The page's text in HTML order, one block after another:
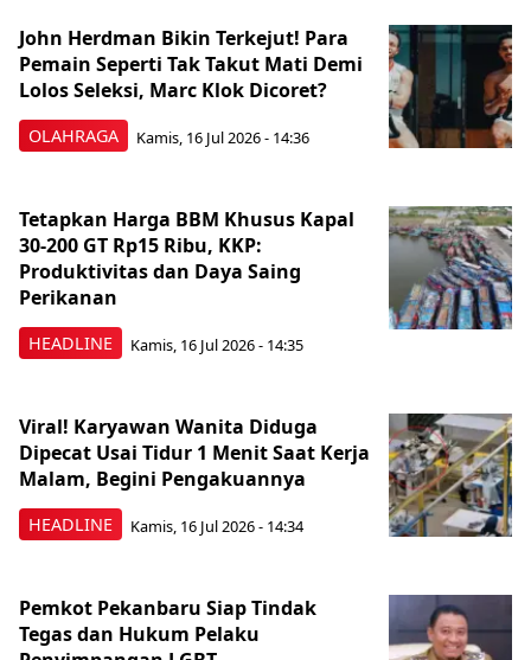
OLAHRAGA
John Herdman Bikin Terkejut! Para
Pemain Seperti Tak Takut Mati Demi
Lolos Seleksi, Marc Klok Dicoret?
Kamis, 16 Jul 2026 - 14:36
HEADLINE
Tetapkan Harga BBM Khusus Kapal
30-200 GT Rp15 Ribu, KKP:
Produktivitas dan Daya Saing
Perikanan
Kamis, 16 Jul 2026 - 14:35
HEADLINE
Viral! Karyawan Wanita Diduga
Dipecat Usai Tidur 1 Menit Saat Kerja
Malam, Begini Pengakuannya
Kamis, 16 Jul 2026 - 14:34
Pemkot Pekanbaru Siap Tindak
Tegas dan Hukum Pelaku